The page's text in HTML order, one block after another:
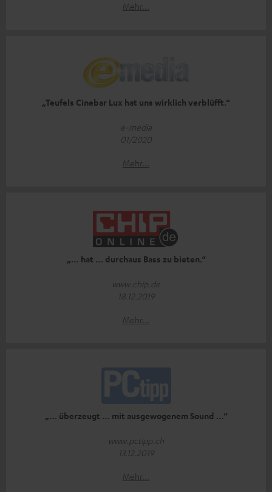
Mehr...
„Teufels Cinebar Lux hat uns wirklich verblüfft.“
e-media
01/2020
Mehr...
„… hat … durchaus Bass zu bieten.“
www.chip.de
18.12.2019
Mehr...
„… überzeugt … mit ausgewogenem Sound …“
www.pctipp.ch
13.12.2019
Mehr...